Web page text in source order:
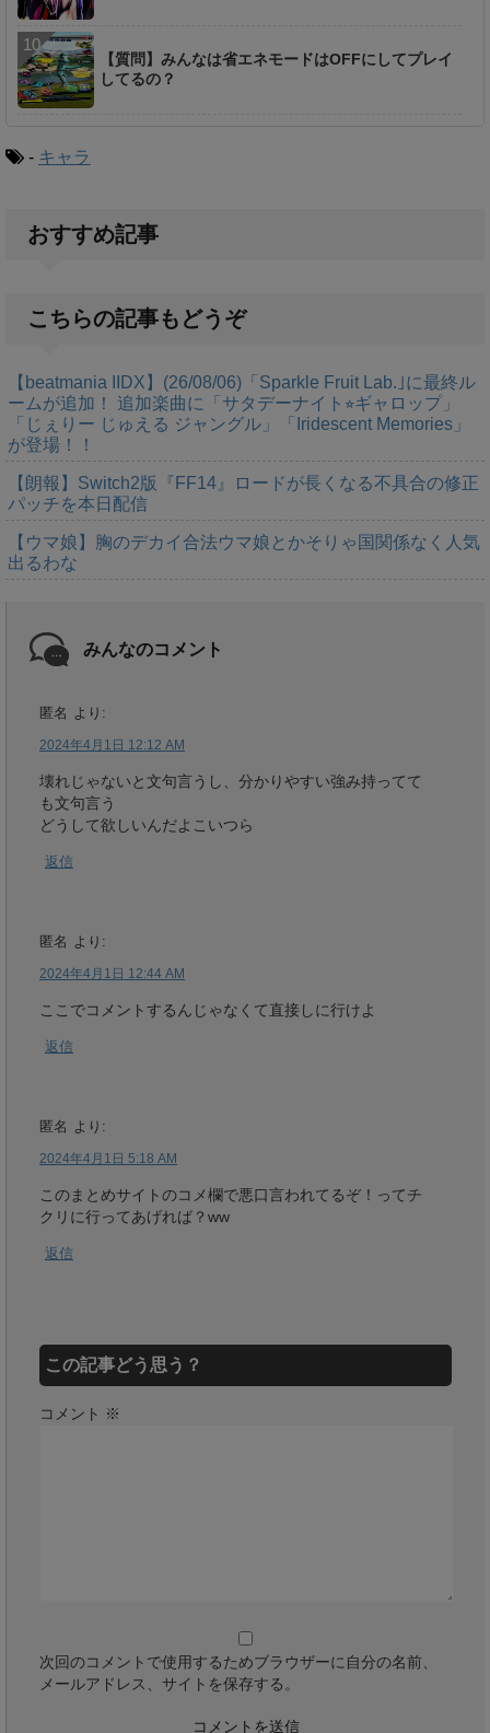
【質問】みんなは省エネモードはOFFにしてプレイ
してるの？
- キャラ
おすすめ記事
こちらの記事もどうぞ
【beatmania IIDX】(26/08/06)「Sparkle Fruit Lab.｣に最終ル
ームが追加！ 追加楽曲に「サタデーナイト⭐︎ギャロップ」
「じぇりー じゅえる ジャングル」「Iridescent Memories」
が登場！！
【朗報】Switch2版『FF14』ロードが長くなる不具合の修正
パッチを本日配信
【ウマ娘】胸のデカイ合法ウマ娘とかそりゃ国関係なく人気
出るわな
みんなのコメント
匿名 より:
2024年4月1日 12:12 AM
壊れじゃないと文句言うし、分かりやすい強み持ってて
も文句言う
どうして欲しいんだよこいつら
返信
匿名 より:
2024年4月1日 12:44 AM
ここでコメントするんじゃなくて直接しに行けよ
返信
匿名 より:
2024年4月1日 5:18 AM
このまとめサイトのコメ欄で悪口言われてるぞ！ってチ
クリに行ってあげれば？ww
返信
この記事どう思う？
コメント ※
次回のコメントで使用するためブラウザーに自分の名前、
メールアドレス、サイトを保存する。